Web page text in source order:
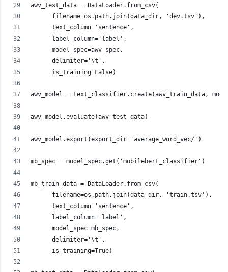
awv_test_data = DataLoader.from_csv(
      filename=os.path.join(data_dir, 'dev.tsv'),
      text_column='sentence',
      label_column='label',
      model_spec=awv_spec,
      delimiter='\t',
      is_training=False)
awv_model = text_classifier.create(awv_train_data,
awv_model.evaluate(awv_test_data)
awv_model.export(export_dir='average_word_vec/')
mb_spec = model_spec.get('mobilebert_classifier')
mb_train_data = DataLoader.from_csv(
      filename=os.path.join(data_dir, 'train.tsv'),
      text_column='sentence',
      label_column='label',
      model_spec=mb_spec,
      delimiter='\t',
      is_training=True)